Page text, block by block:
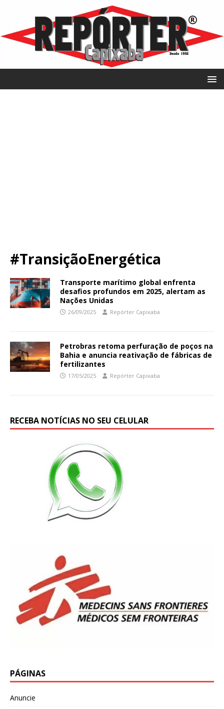
#TransiçãoEnergética
Transporte marítimo global enfrenta
desafios profundos em 2025, alertam as
Nações Unidas
26/09/2025 Repórter Capixaba
Petrobras retoma perfuração de poços na
Bahia e anuncia reativação de fábricas de
fertilizantes
17/05/2025 Repórter Capixaba
RECEBA NOTÍCIAS NO SEU CELULAR
PÁGINAS
Anuncie